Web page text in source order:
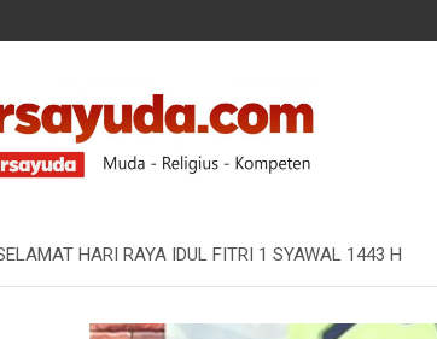
HARI RAYA IDUL FITRI 1 SYAWAL 1443 H